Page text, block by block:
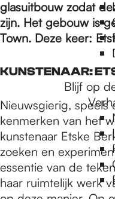
Blijf op
glasuitbouw zodat
zijn. Het gebouw is
Town. Deze keer:
KUNSTENAAR:
Nieuwsgierig, speels
kenmerken van het
kunstenaar Etske
zoeken en
essentie van de
haar ruimtelijk werk